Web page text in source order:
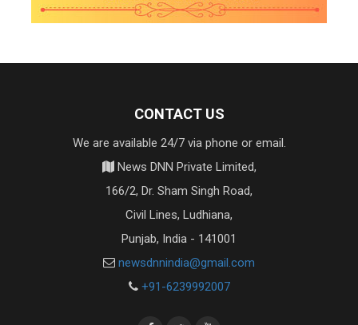
CONTACT US
We are available 24/7 via phone or email.
News DNN Private Limited,
166/2, Dr. Sham Singh Road,
Civil Lines, Ludhiana,
Punjab, India - 141001
newsdnnindia@gmail.com
+91-6239992007